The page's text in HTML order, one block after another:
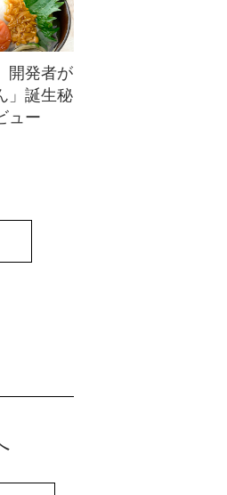
開発者が
」誕生秘
ュー